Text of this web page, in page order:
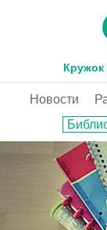
Кружок
Новости